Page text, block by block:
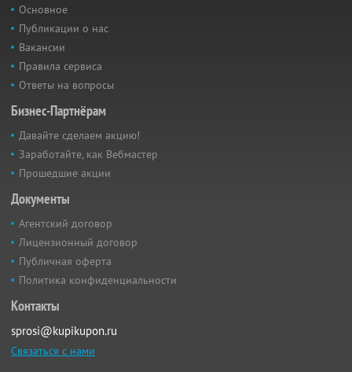
Основное
Публикации о нас
Вакансии
Правила сервиса
Ответы на вопросы
Бизнес-Партнёрам
Давайте сделаем акцию!
Заработайте, как Вебмастер
Прошедшие акции
Документы
Агентский договор
Лицензионный договор
Публичная оферта
Политика конфиденциальности
Контакты
sprosi@kupikupon.ru
Связаться с нами